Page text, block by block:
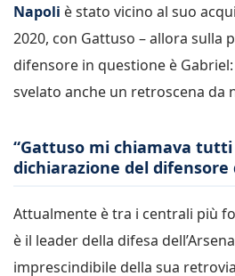
Napoli è stato vicino al suo
2020, con Gattuso – allora sulla
difensore in questione è
svelato anche un retroscena da
“Gattuso mi chiamava tutti
dichiarazione del difensore
Attualmente è tra i centrali più
è il leader della difesa
imprescindibile della sua